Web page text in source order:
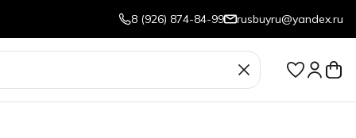
8 (926) 874-84-99 rusbuyru@yandex.ru